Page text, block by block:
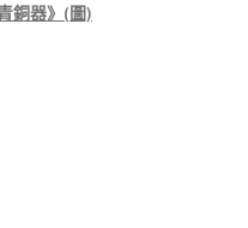
銅器》(圖)